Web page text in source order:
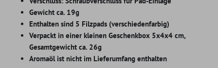
Gewicht ca. 19g
Enthalten sind 5 Filzpads (verschiedenfarbig)
Verpackt in einer kleinen Geschenkbox 5x4x4 cm,
Gesamtgewicht ca. 26g
Aromaöl ist nicht im Lieferumfang enthalten